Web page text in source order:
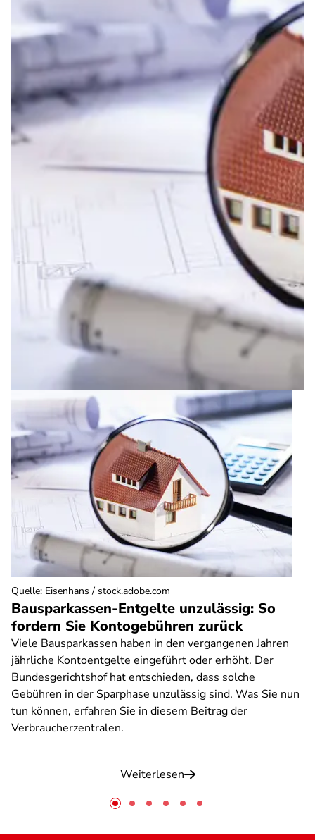
Bausparkassen-Entgelte unzulässig: So
fordern Sie Kontogebühren zurück
Viele Bausparkassen haben in den vergangenen Jahren
jährliche Kontoentgelte eingeführt oder erhöht. Der
Bundesgerichtshof hat entschieden, dass solche
Gebühren in der Sparphase unzulässig sind. Was Sie nun
tun können, erfahren Sie in diesem Beitrag der
Verbraucherzentralen.
Weiterlesen
Quelle: Eisenhans / stock.adobe.com